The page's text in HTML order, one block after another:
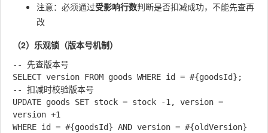
注意：必须通过受影响行数判断是否扣减成功，不能先查再
改
（2）乐观锁（版本号机制）
-- 先查版本号
SELECT version FROM goods WHERE id = #{goodsId};
-- 扣减时校验版本号
UPDATE goods SET stock = stock -1, version =
version +1
WHERE id = #{goodsId} AND version = #{oldVersion}